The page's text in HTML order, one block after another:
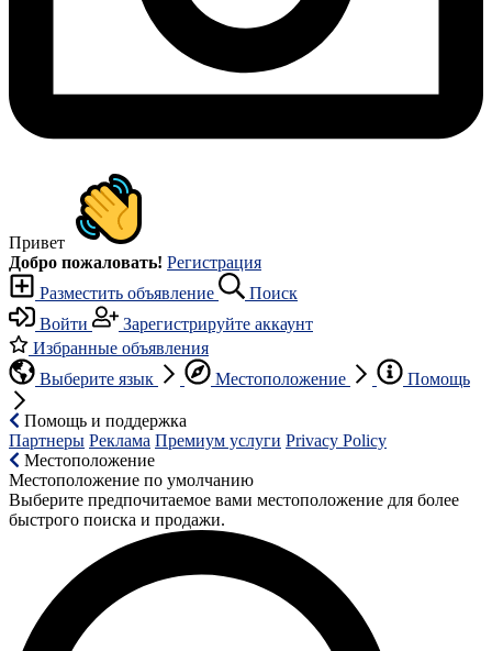
Привет
Добро пожаловать! Регистрация
Разместить объявление
Поиск
Войти
Зарегистрируйте аккаунт
Избранные объявления
Выберите язык
Местоположение Помощь
Помощь и поддержка
Партнеры Реклама Премиум услуги Privacy Policy
Местоположение
Местоположение по умолчанию
Выберите предпочитаемое вами местоположение для более
быстрого поиска и продажи.